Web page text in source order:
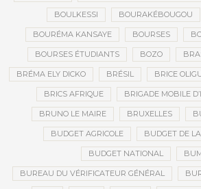
BOULKESSI BOURAKÉBOUGOU
BOURÉMA KANSAYE BOURSES
BOURSES ÉTUDIANTS BOZO
BRÉMA ELY DICKO BRÉSIL BRICE
BRICS AFRIQUE BRIGADE MOBILE
BRUNO LE MAIRE BRUXELLES
BUDGET AGRICOLE BUDGET DE
BUDGET NATIONAL
BUREAU DU VÉRIFICATEUR GÉNÉRAL